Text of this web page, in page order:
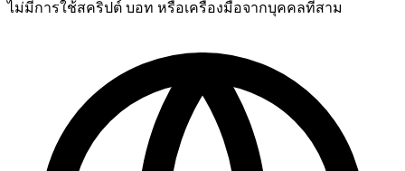
ไม่มีการใช้สคริปต์ บอท หรือเครื่องมือจากบุคคลที่สาม